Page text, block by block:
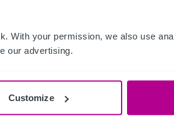
With your permission, we also use
our advertising.
Customize
„Das sind